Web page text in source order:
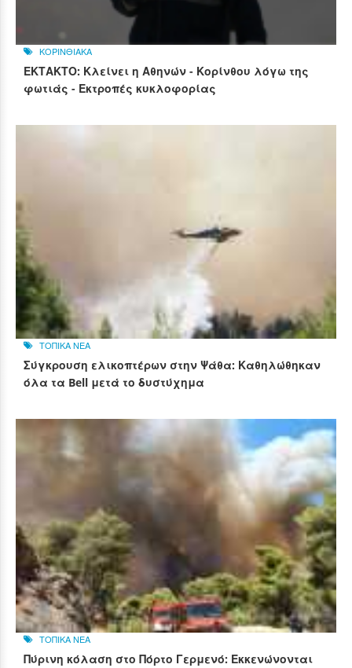
ΚΟΡΙΝΘΙΑΚΑ
ΕΚΤΑΚΤΟ: Κλείνει η Αθηνών - Κορίνθου λόγω της
φωτιάς - Εκτροπές κυκλοφορίας
ΤΟΠΙΚΑ ΝΕΑ
Σύγκρουση ελικοπτέρων στην Ψάθα: Καθηλώθηκαν
όλα τα Bell μετά το δυστύχημα
ΤΟΠΙΚΑ ΝΕΑ
Πύρινη κόλαση στο Πόρτο Γερμενό: Εκκενώνονται